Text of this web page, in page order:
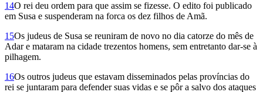
14O rei deu ordem para que assim se fizesse. O edito foi publicado
em Susa e suspenderam na forca os dez filhos de Amã.
15Os judeus de Susa se reuniram de novo no dia catorze do mês de
Adar e mataram na cidade trezentos homens, sem entretanto dar-se à
pilhagem.
16Os outros judeus que estavam disseminados pelas províncias do
rei se juntaram para defender suas vidas e se pôr a salvo dos ataques